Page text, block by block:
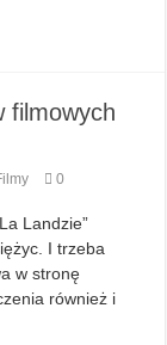
filmowych
0
Landzie”
I trzeba
w stronę
również i